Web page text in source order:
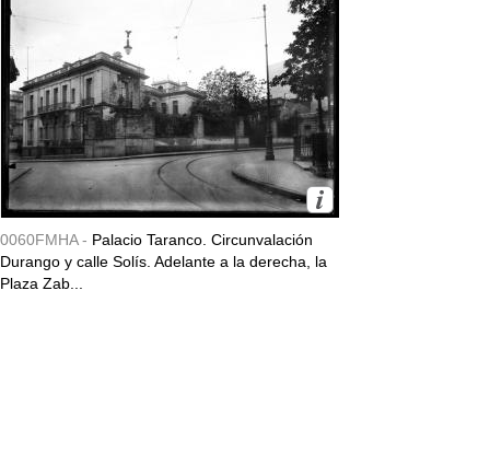
0060FMHA - Palacio Taranco. Circunvalación
Durango y calle Solís. Adelante a la derecha, la
Plaza Zab...